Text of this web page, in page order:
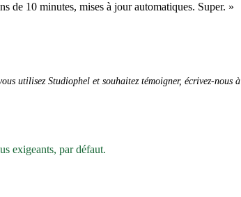
de 10 minutes, mises à jour automatiques. Super. »
utilisez Studiophel et souhaitez témoigner, écrivez-nous à
exigeants, par défaut.